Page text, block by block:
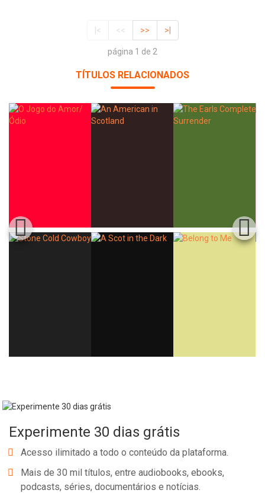
|< << >> >|
página 1 de 2
TÍTULOS RELACIONADOS
Experimente 30 dias grátis
Acesso ilimitado a todo o conteúdo da plataforma.
Mais de 30 mil títulos, entre audiobooks, ebooks,
podcasts, séries, documentários e notícias.